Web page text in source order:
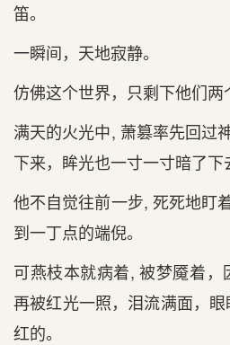
笛。
一瞬间，天地寂静。
仿佛这个世界，只剩下他们两
满天的火光中, 萧篡率先回过
下来，眸光也一寸一寸暗了下
他不自觉往前一步, 死死地盯
到一丁点的端倪。
可燕枝本就病着, 被梦魇着，
再被红光一照，泪流满面，
红的。